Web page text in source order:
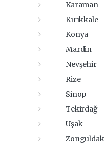
Karaman
Kırıkkale
Konya
Mardin
Nevşehir
Rize
Sinop
Tekirdağ
Uşak
Zonguldak